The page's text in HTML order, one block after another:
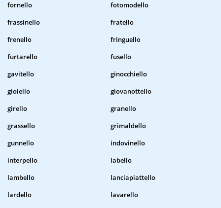
fornello
fotomodello
frassinello
fratello
frenello
fringuello
furtarello
fusello
gavitello
ginocchiello
gioiello
giovanottello
girello
granello
grassello
grimaldello
gunnello
indovinello
interpello
labello
lambello
lanciapiattello
lardello
lavarello